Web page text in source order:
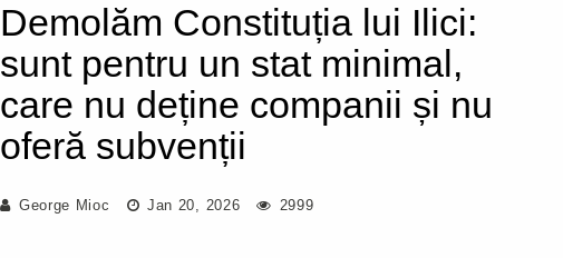
Demolăm Constituția lui Ilici:
sunt pentru un stat minimal,
care nu deține companii și nu
oferă subvenții
George Mioc Jan 20, 2026 2999